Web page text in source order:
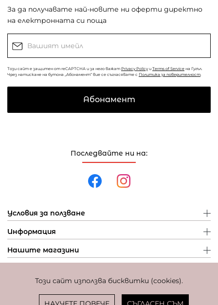
Този сайт използва бисквитки (cookies).
Последвайте ни на:
Условия за ползване
Информация
Нашите магазини
За да получавате най-новите ни оферти директно
на електронната си поща
Този сайт е защитен от reCAPTCHA и за него важат Privacy Policy и Terms of Service на Гугъл.
Чрез натискане на бутона „Абонамент“ вие се съгласявате с Политика за поверителност
Абонамент
Фиксиран курс за превалутиране: 1 EUR = 1,95583 BGN